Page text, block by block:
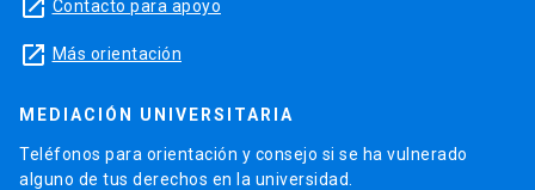
launch Contacto para apoyo
launch Más orientación
MEDIACIÓN UNIVERSITARIA
Teléfonos para orientación y consejo si se ha vulnerado
alguno de tus derechos en la universidad.